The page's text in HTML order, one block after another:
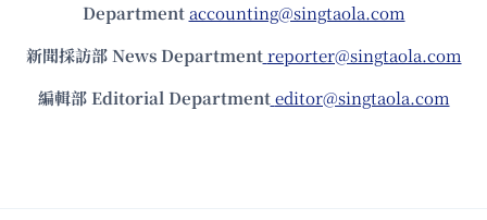
Department accounting@singtaola.com
新聞採訪部 News Department reporter@singtaola.com
編輯部 Editorial Department editor@singtaola.com